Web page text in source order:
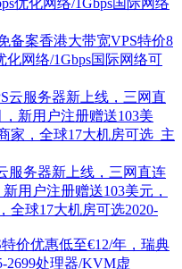
备案香港大带宽VPS特价8
化网络/1Gbps国际网络可
服务器新上线，三网直连
用户注册赠送103美元，
全球17大机房可选2020-